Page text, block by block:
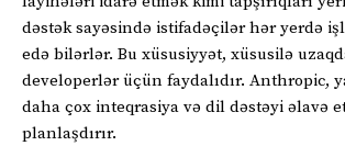
dəstək sayəsində istifadəçilər hər yerdə
edə bilərlər. Bu xüsusiyyət, xüsusilə
developerlər üçün faydalıdır. Anthropic,
daha çox inteqrasiya və dil dəstəyi əlavə
planlaşdırır.